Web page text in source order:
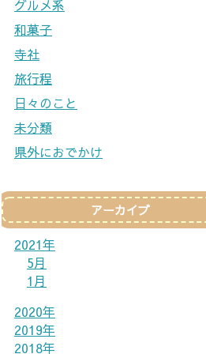
グルメ系
和菓子
寺社
旅行程
日々のこと
未分類
県外におでかけ
アーカイブ
2021年
5月
1月
2020年
2019年
2018年